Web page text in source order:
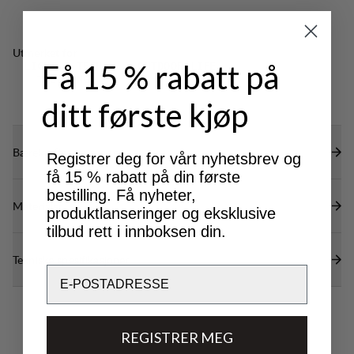
Tommelhull for ekstra varme.
volum og redusert gnissing.
Elastisk kant ved hetten og nederkanten for en
optimal passform.
Utmerket for
LIGHT & TECH
TREKKING
OUTDOOR LIFE
Bærekraftsegenskaper
Materialer
Tekniske spesifikasjoner
Få 15 % rabatt på
ditt første kjøp
Registrer deg for vårt nyhetsbrev og
få 15 % rabatt på din første
bestilling. Få nyheter,
produktlanseringer og eksklusive
tilbud rett i innboksen din.
REGISTRER MEG